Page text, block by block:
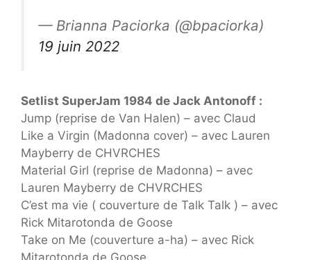
— Brianna Paciorka (@bpaciorka)
19 juin 2022
Setlist SuperJam 1984 de Jack Antonoff :
Jump (reprise de Van Halen) – avec Claud
Like a Virgin (Madonna cover) – avec Lauren
Mayberry de CHVRCHES
Material Girl (reprise de Madonna) – avec
Lauren Mayberry de CHVRCHES
C’est ma vie ( couverture de Talk Talk ) – avec
Rick Mitarotonda de Goose
Take on Me (couverture a-ha) – avec Rick
Mitarotonda de Goose